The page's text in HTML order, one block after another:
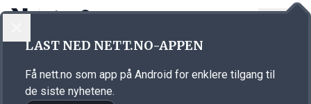
Annonsørinnhold
LAST NED NETT.NO-APPEN
Få nett.no som app på Android for enklere tilgang til
de siste nyhetene.